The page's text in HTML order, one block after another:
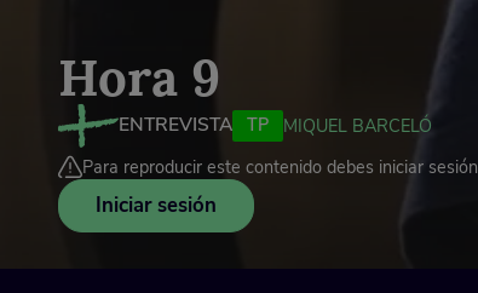
Hora 9
ENTREVISTA TP
MIQUEL BARCELÓ
Para reproducir este contenido debes iniciar sesión
Iniciar sesión